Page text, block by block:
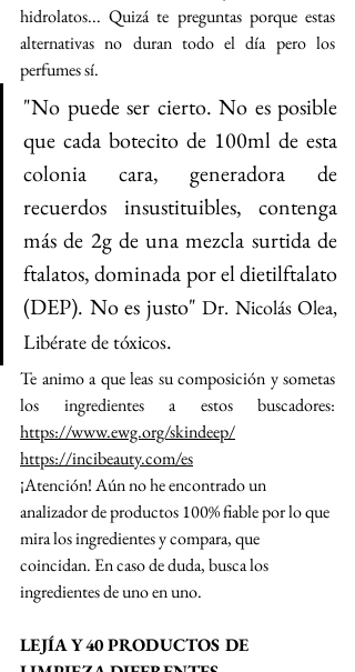
hidrolatos... Quizá te preguntas porque estas
alternativas no duran todo el día pero los
perfumes sí.
"No puede ser cierto. No es posible
que cada botecito de 100ml de esta
colonia cara, generadora de
recuerdos insustituibles, contenga
más de 2g de una mezcla surtida de
ftalatos, dominada por el dietilftalato
(DEP). No es justo" Dr. Nicolás Olea,
Libérate de tóxicos.
Te animo a que leas su composición y sometas
https://www.ewg.org/skindeep/
https://incibeauty.com/es
¡Atención! Aún no he encontrado un
analizador de productos 100% fiable por lo que
mira los ingredientes y compara, que
coincidan. En caso de duda, busca los
ingredientes de uno en uno.
LEJÍA Y 40 PRODUCTOS DE